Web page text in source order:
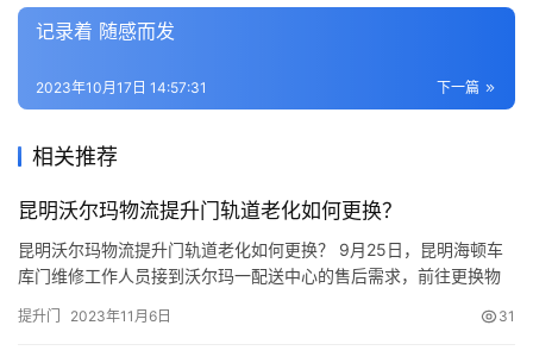
安
装
修
门
业
资
讯
联
记录着 随感而发
下一篇
2023年10月17日 14:57:31
相关推荐
昆明沃尔玛物流提升门轨道老化如何更换？
昆明沃尔玛物流提升门轨道老化如何更换？ 9月25日，昆明海顿车
库门维修工作人员接到沃尔玛一配送中心的售后需求，前往更换物
次数较多，此前出现过门板被撞，找到昆明海顿车库门更换新的门
提升门 2023年11月6日 31